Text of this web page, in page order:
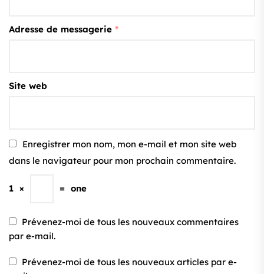
Adresse de messagerie *
Site web
Enregistrer mon nom, mon e-mail et mon site web
dans le navigateur pour mon prochain commentaire.
1 × = one
Prévenez-moi de tous les nouveaux commentaires
par e-mail.
Prévenez-moi de tous les nouveaux articles par e-